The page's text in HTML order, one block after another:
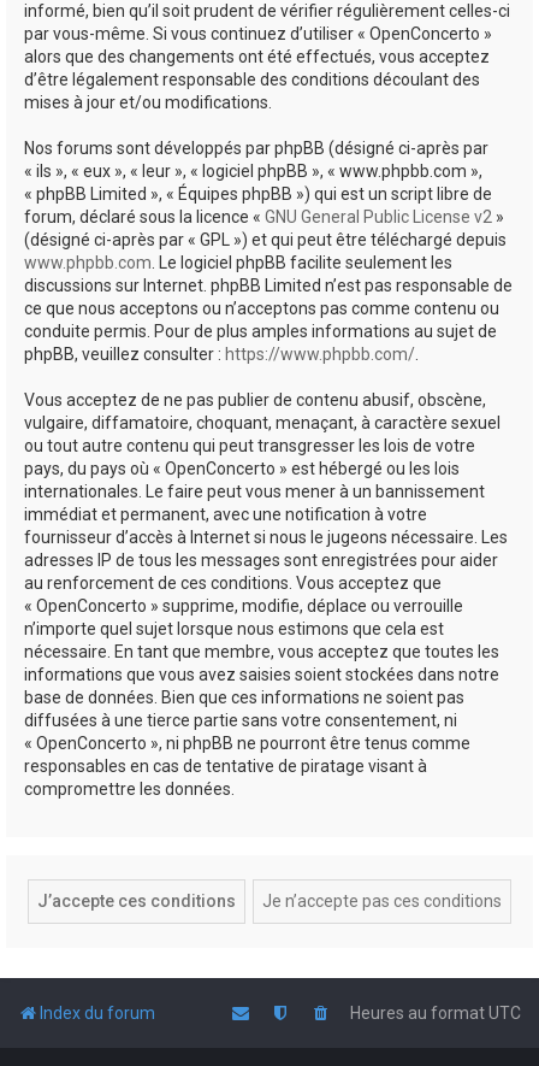
informé, bien qu’il soit prudent de vérifier régulièrement celles-ci
par vous-même. Si vous continuez d’utiliser « OpenConcerto »
alors que des changements ont été effectués, vous acceptez
d’être légalement responsable des conditions découlant des
mises à jour et/ou modifications.
Nos forums sont développés par phpBB (désigné ci-après par
« ils », « eux », « leur », « logiciel phpBB », « www.phpbb.com »,
« phpBB Limited », « Équipes phpBB ») qui est un script libre de
forum, déclaré sous la licence « GNU General Public License v2 »
(désigné ci-après par « GPL ») et qui peut être téléchargé depuis
www.phpbb.com. Le logiciel phpBB facilite seulement les
discussions sur Internet. phpBB Limited n’est pas responsable de
ce que nous acceptons ou n’acceptons pas comme contenu ou
conduite permis. Pour de plus amples informations au sujet de
phpBB, veuillez consulter : https://www.phpbb.com/.
Vous acceptez de ne pas publier de contenu abusif, obscène,
vulgaire, diffamatoire, choquant, menaçant, à caractère sexuel
ou tout autre contenu qui peut transgresser les lois de votre
pays, du pays où « OpenConcerto » est hébergé ou les lois
internationales. Le faire peut vous mener à un bannissement
immédiat et permanent, avec une notification à votre
fournisseur d’accès à Internet si nous le jugeons nécessaire. Les
adresses IP de tous les messages sont enregistrées pour aider
au renforcement de ces conditions. Vous acceptez que
« OpenConcerto » supprime, modifie, déplace ou verrouille
n’importe quel sujet lorsque nous estimons que cela est
nécessaire. En tant que membre, vous acceptez que toutes les
informations que vous avez saisies soient stockées dans notre
base de données. Bien que ces informations ne soient pas
diffusées à une tierce partie sans votre consentement, ni
« OpenConcerto », ni phpBB ne pourront être tenus comme
responsables en cas de tentative de piratage visant à
compromettre les données.
Index du forum Heures au formatUTC